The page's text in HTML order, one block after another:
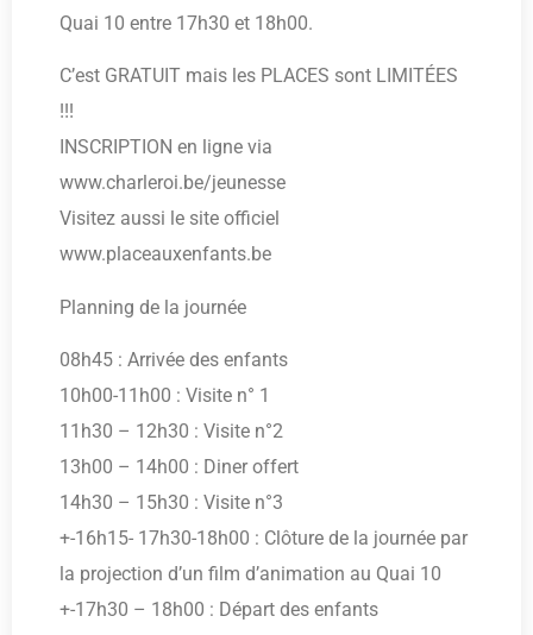
Quai 10 entre 17h30 et 18h00.
C’est GRATUIT mais les PLACES sont LIMITÉES
!!!
INSCRIPTION en ligne via
www.charleroi.be/jeunesse
Visitez aussi le site officiel
www.placeauxenfants.be
Planning de la journée
08h45 : Arrivée des enfants
10h00-11h00 : Visite n° 1
11h30 – 12h30 : Visite n°2
13h00 – 14h00 : Diner offert
14h30 – 15h30 : Visite n°3
+-16h15- 17h30-18h00 : Clôture de la journée par
la projection d’un film d’animation au Quai 10
+-17h30 – 18h00 : Départ des enfants